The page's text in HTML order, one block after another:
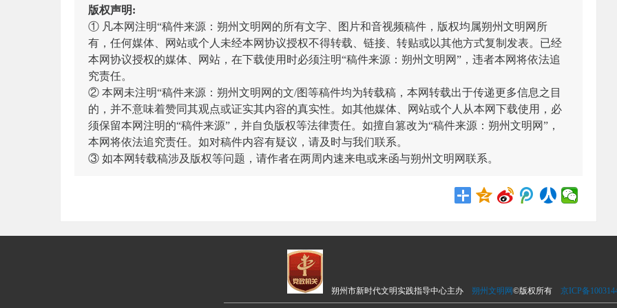
版权声明:
① 凡本网注明“稿件来源：朔州文明网的所有文字、图片和音视频稿件，版权均属朔州文明网所
有，任何媒体、网站或个人未经本网协议授权不得转载、链接、转贴或以其他方式复制发表。已经
本网协议授权的媒体、网站，在下载使用时必须注明“稿件来源：朔州文明网”，违者本网将依法追
究责任。
② 本网未注明“稿件来源：朔州文明网的文/图等稿件均为转载稿，本网转载出于传递更多信息之目
的，并不意味着赞同其观点或证实其内容的真实性。如其他媒体、网站或个人从本网下载使用，必
须保留本网注明的“稿件来源”，并自负版权等法律责任。如擅自篡改为“稿件来源：朔州文明网”，
本网将依法追究责任。如对稿件内容有疑议，请及时与我们联系。
③ 如本网转载稿涉及版权等问题，请作者在两周内速来电或来函与朔州文明网联系。
朔州市新时代文明实践指导中心主办 朔州文明网©版权所有 京ICP备